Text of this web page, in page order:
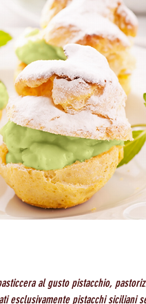
al gusto pistacchio,
esclusivamente pistacchi siciliani